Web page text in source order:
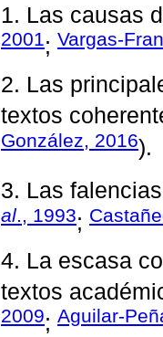
1. Las causas
2001; Vargas-
2. Las
textos
González, 2016).
3. Las
al ., 1993;
4. La escasa
textos
2009; Aguilar-